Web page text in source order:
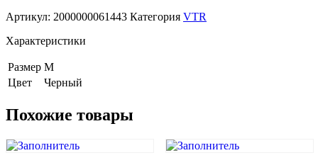
Артикул: 2000000061443 Категория VTR
Характеристики
Размер M
Цвет
Черный
Похожие товары